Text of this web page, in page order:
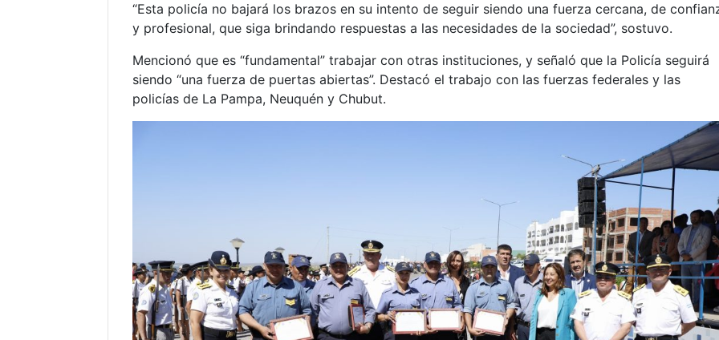
“Esta policía no bajará los brazos en su intento de seguir siendo una fuerza cercana, de
y profesional, que siga brindando respuestas a las necesidades de la sociedad”, sostuvo.
Mencionó que es “fundamental” trabajar con otras instituciones, y señaló que la Policía seguirá
siendo “una fuerza de puertas abiertas”. Destacó el trabajo con las fuerzas federales y las
policías de La Pampa, Neuquén y Chubut.